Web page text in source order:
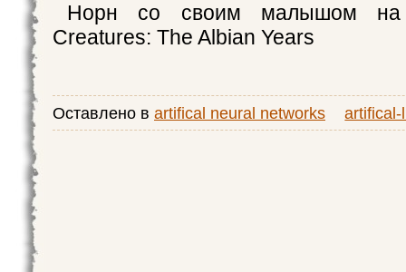
Норн со своим малышом на
Creatures: The Albian Years
Оставлено в artifical neural networks artifical-